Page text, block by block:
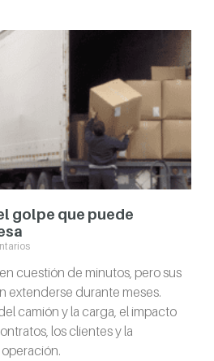
golpe que puede
cuestión de minutos, pero sus
extenderse durante meses.
camión y la carga, el impacto
los clientes y la